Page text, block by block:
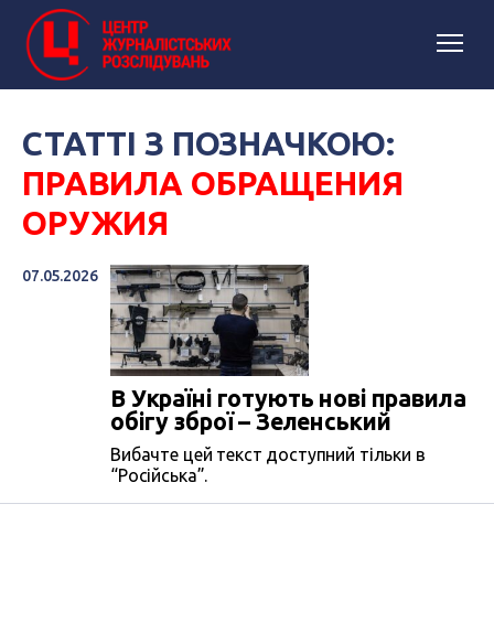
СТАТТІ З ПОЗНАЧКОЮ:
ПРАВИЛА ОБРАЩЕНИЯ
ОРУЖИЯ
07.05.2026
В Україні готують нові правила
обігу зброї – Зеленський
Вибачте цей текст доступний тільки в
“Російська”.